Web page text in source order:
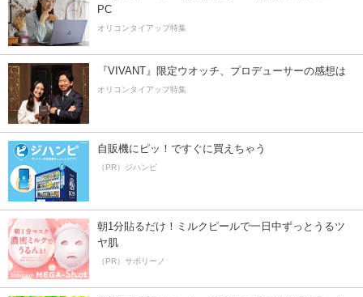
PC
オリコンタイアップ特集
『VIVANT』限定ウオッチ、プロデューサーの感想は
オリコンタイアップ特集
自販機にピッ！ですぐに買えちゃう
（PR）ジハンピ
朝1分貼るだけ！ミルクピールで一日中ずっとうるツ
ヤ肌
（PR）サボリーノ